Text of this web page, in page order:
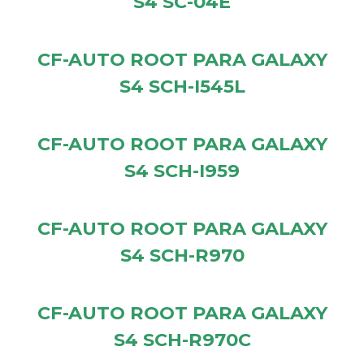
CF-AUTO ROOT PARA GALAXY
S4 SCH-I545L
CF-AUTO ROOT PARA GALAXY
S4 SCH-I959
CF-AUTO ROOT PARA GALAXY
S4 SCH-R970
CF-AUTO ROOT PARA GALAXY
S4 SCH-R970C